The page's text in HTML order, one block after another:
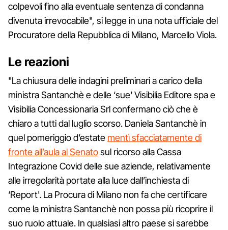
colpevoli fino alla eventuale sentenza di condanna
divenuta irrevocabile", si legge in una nota ufficiale del
Procuratore della Repubblica di Milano, Marcello Viola.
Le reazioni
"La chiusura delle indagini preliminari a carico della
ministra Santanchè e delle ‘sue' Visibilia Editore spa e
Visibilia Concessionaria Srl confermano ciò che è
chiaro a tutti dal luglio scorso. Daniela Santanchè in
quel pomeriggio d’estate mentì sfacciatamente di
fronte all’aula al Senatosul ricorso alla Cassa
Integrazione Covid delle sue aziende, relativamente
alle irregolarità portate alla luce dall’inchiesta di
‘Report'. La Procura di Milano non fa che certificare
come la ministra Santanchè non possa più ricoprire il
suo ruolo attuale. In qualsiasi altro paese si sarebbe